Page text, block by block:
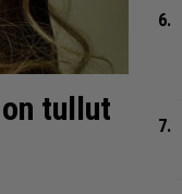
tullut